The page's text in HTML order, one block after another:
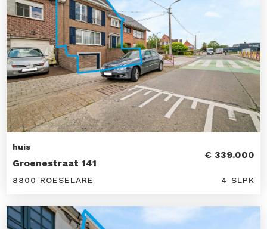
huis
Groenestraat 141
€ 339.000
8800 ROESELARE 4 SLPK